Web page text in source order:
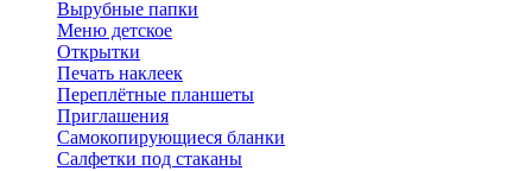
Вырубные папки
Меню детское
Открытки
Печать наклеек
Переплётные планшеты
Приглашения
Самокопирующиеся бланки
Салфетки под стаканы